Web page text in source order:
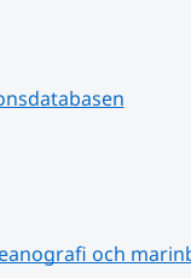
annan webbplats.
och